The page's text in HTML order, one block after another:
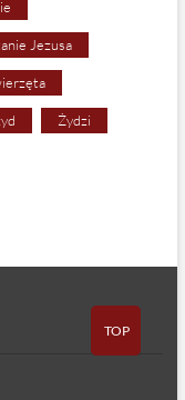
Jezusa
Żydzi
TOP